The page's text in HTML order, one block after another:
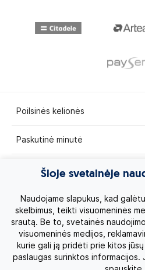
Poilsinės kelionės
Paskutinė minutė
Egzotinės kelionės
Kruizai
Kelionės po Lietuvą
Apie mus
Šioje svetainėje
Naudojame slapukus, kad
skelbimus, teikti visuomeninės
srautą. Be to, svetainės
visuomeninės medijos,
kurie gali ją pridėti prie kitos
paslaugas surinktos informacijos.